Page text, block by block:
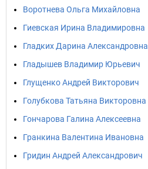
Воротнева Ольга Михайловна
Гиевская Ирина Владимировна
Гладких Дарина Александровна
Гладышев Владимир Юрьевич
Глущенко Андрей Викторович
Голубкова Татьяна Викторовна
Гончарова Галина Алексеевна
Гранкина Валентина Ивановна
Гридин Андрей Александрович